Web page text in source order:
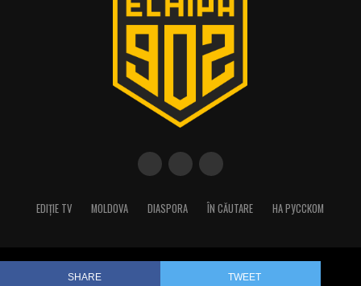
SHARE TWEET
EDIȚIE TV MOLDOVA DIASPORA ÎN CĂUTARE НА РУССКОМ
Copyright © 2023 Echipa 902/Best Production